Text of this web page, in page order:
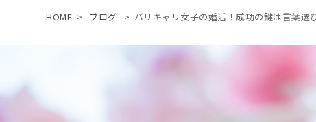
HOME > ブログ > バリキャリ女子の婚活！成功の鍵は言葉選